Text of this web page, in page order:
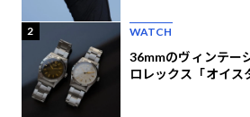
2 WATCH
36mmのヴィンテー
ロレックス「オイス